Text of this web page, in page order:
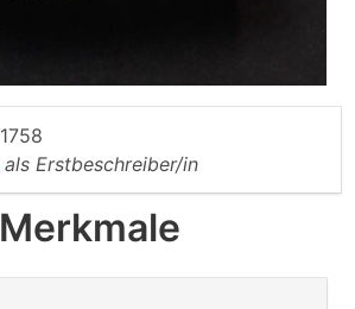
1758
als Erstbeschreiber/in
Merkmale